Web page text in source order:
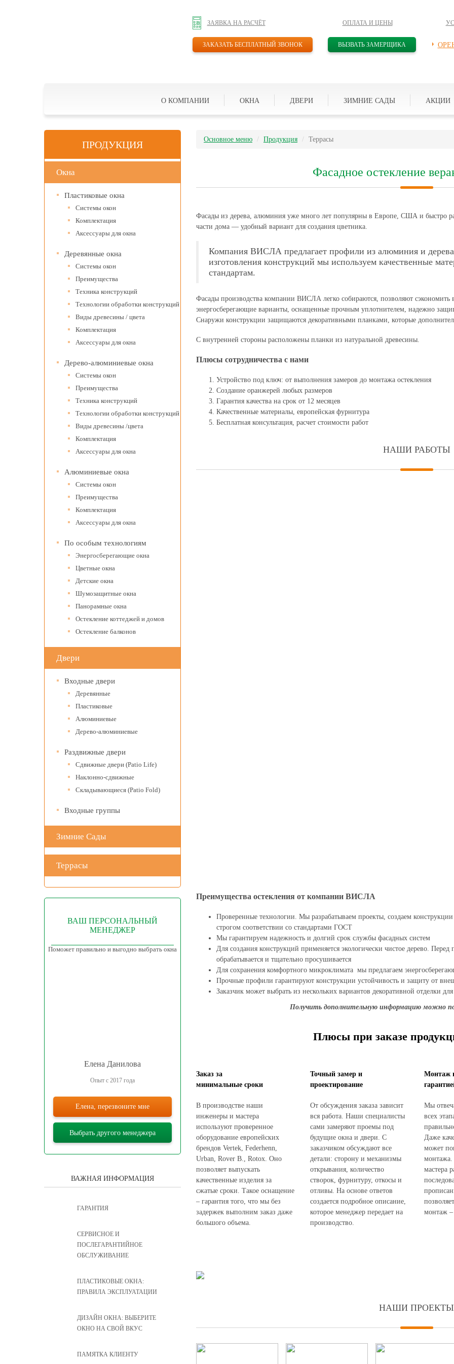
ЗАЯВКА НА РАСЧЁТ
ЗАКАЗАТЬ БЕСПЛАТНЫЙ ЗВОНОК
ОПЛАТА И ЦЕНЫ
ВЫЗВАТЬ ЗАМЕРЩИКА
О КОМПАНИИ ОКНА ДВЕРИ ЗИМНИЕ САДЫ АКЦИИ
ПРОДУКЦИЯ
Окна
Пластиковые окна
Системы окон
Комплектация
Аксессуары для окна
Деревянные окна
Системы окон
Преимущества
Техника конструкций
Технологии обработки конструкций
Виды древесины / цвета
Комплектация
Аксессуары для окна
Дерево-алюминиевые окна
Системы окон
Преимущества
Техника конструкций
Технологии обработки конструкций
Виды древесины /цвета
Комплектация
Аксессуары для окна
Алюминиевые окна
Системы окон
Преимущества
Комплектация
Аксессуары для окна
По особым технологиям
Энергосберегающие окна
Цветные окна
Детские окна
Шумозащитные окна
Панорамные окна
Остекление коттеджей и домов
Остекление балконов
Двери
Входные двери
Деревянные
Пластиковые
Алюминиевые
Дерево-алюминиевые
Раздвижные двери
Сдвижные двери (Patio Life)
Наклонно-сдвижные
Складывающиеся (Patio Fold)
Входные группы
Зимние Сады
Террасы
ВАШ ПЕРСОНАЛЬНЫЙ
МЕНЕДЖЕР
Поможет правильно и выгодно выбрать окна
Елена Данилова
Опыт с 2017 года
Елена, перезвоните мне
Выбрать другого менеджера
ВАЖНАЯ ИНФОРМАЦИЯ
ГАРАНТИЯ
CЕРВИСНОЕ И
ПОСЛЕГАРАНТИЙНОЕ
ОБСЛУЖИВАНИЕ
ПЛАСТИКОВЫЕ ОКНА:
ПРАВИЛА ЭКСПЛУАТАЦИИ
ДИЗАЙН ОКНА: ВЫБЕРИТЕ
ОКНО НА СВОЙ ВКУС
ПАМЯТКА КЛИЕНТУ
Основное меню Продукция Террасы
Фасадное остекление
Фасады из дерева, алюминия уже много лет популярны в Европе, США и быстро
части дома — удобный вариант для создания цветника.
Компания ВИСЛА предлагает профили из алюминия и дерева
изготовления конструкций мы используем качественные
стандартам.
Фасады производства компании ВИСЛА легко собираются, позволяют сэкономить
энергосберегающие варианты, оснащенные прочным уплотнителем, надежно
Снаружи конструкции защищаются декоративными планками, которые
С внутренней стороны расположены планки из натуральной древесины.
Плюсы сотрудничества с нами
Устройство под ключ: от выполнения замеров до монтажа остекления
Создание оранжерей любых размеров
Гарантия качества на срок от 12 месяцев
Качественные материалы, европейская фурнитура
Бесплатная консультация, расчет стоимости работ
НАШИ РАБОТЫ
Объект в Пензе
Преимущества остекления от компании ВИСЛА
Проверенные технологии. Мы разрабатываем проекты, создаем
строгом соответствии со стандартами ГОСТ
Мы гарантируем надежность и долгий срок службы фасадных систем
Для создания конструкций применяется экологически чистое дерево.
обрабатывается и тщательно просушивается
Для сохранения комфортного микроклимата мы предлагаем
Прочные профили гарантируют конструкции устойчивость и защиту от
Заказчик может выбрать из нескольких вариантов декоративной отделки
Получить дополнительную информацию можно
Плюсы при заказе
Заказ за
минимальные сроки
В производстве наши
инженеры и мастера
используют проверенное
оборудование европейских
брендов Vertek, Federhenn,
Urban, Rover B., Rotox. Оно
позволяет выпускать
качественные изделия за
сжатые сроки. Такое оснащение
– гарантия того, что мы без
задержек выполним заказ даже
большого объема.
Точный замер и
проектирование
От обсуждения заказа зависит
вся работа. Наши специалисты
сами замеряют проемы под
будущие окна и двери. С
заказчиком обсуждают все
детали: сторону и механизмы
открывания, количество
створок, фурнитуру, откосы и
отливы. На основе ответов
создается подробное описание,
которое менеджер передает на
производство.
Монтаж
Мы
всех
Даже
может
мастера
монтаж –
НАШИ ПРОЕКТЫ